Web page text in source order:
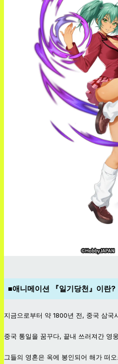
■애니메이션 『일기당천』이란?
지금으로부터 약 1800년 전, 중국 삼국
중국 통일을 꿈꾸다, 끝내 쓰러져간 영
그들의 영혼은 옥에 봉인되어 해가 떠